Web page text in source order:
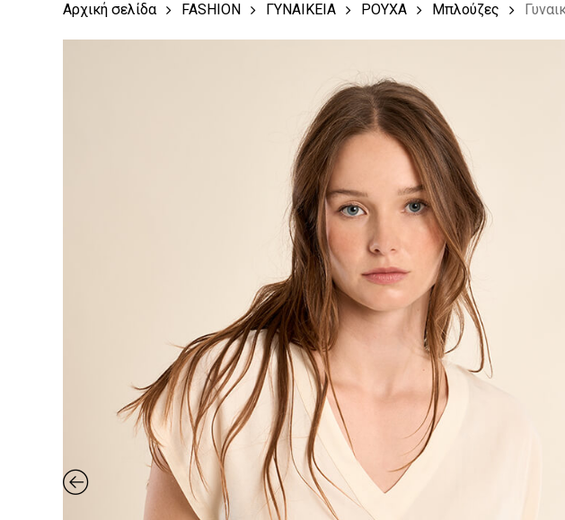
Αρχική σελίδα FASHION ΓΥΝΑΙΚΕΙΑ ΡΟΥΧΑ Μπλούζες